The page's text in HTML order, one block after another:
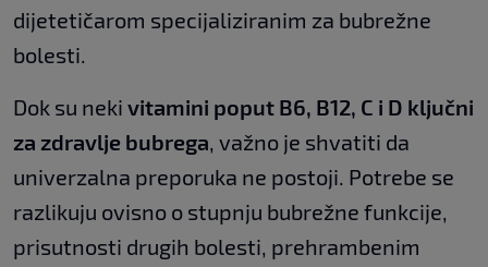
dijetetičarom specijaliziranim za bubrežne
bolesti.
Dok su neki vitamini poput B6, B12, C i D ključni
za zdravlje bubrega, važno je shvatiti da
univerzalna preporuka ne postoji. Potrebe se
razlikuju ovisno o stupnju bubrežne funkcije,
prisutnosti drugih bolesti, prehrambenim